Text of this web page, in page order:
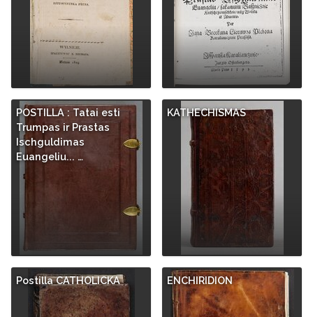
POSTILLA : Tatai esti
Trumpas ir Prastas
Ischguldimas
Euangeliu... …
KATHECHISMAS
Postilla CATHOLICKA ENCHIRIDION